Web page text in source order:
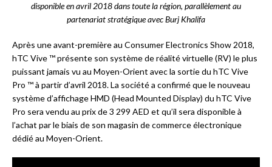
disponible en avril 2018 dans toute la région, parallèlement au
partenariat stratégique avec Burj Khalifa
Après une avant-première au Consumer Electronics Show 2018,
hTC Vive ™ présente son système de réalité virtuelle (RV) le plus
puissant jamais vu au Moyen-Orient avec la sortie du hTC Vive
Pro ™ à partir d’avril 2018. La société a confirmé que le nouveau
système d’affichage HMD (Head Mounted Display) du hTC Vive
Pro sera vendu au prix de 3 299 AED et qu’il sera disponible à
l’achat par le biais de son magasin de commerce électronique
dédié au Moyen-Orient.